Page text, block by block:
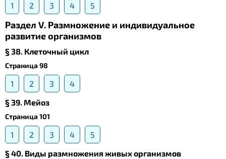
1 2 3 4 5
Раздел V. Размножение и индивидуальное
развитие организмов
§ 38. Клеточный цикл
Страница 98
1 2 3
4
§ 39. Meйоз
Страница 101
1 2 3 4
5
§ 40. Виды размножения живых организмов